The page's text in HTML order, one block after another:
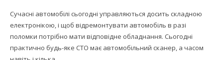
Сучасні автомобілі сьогодні управляються досить складною
електронікою, і щоб відремонтувати автомобіль в разі
поломки потрібно мати відповідне обладнання. Сьогодні
практично будь-яке СТО має автомобільний сканер, а часом